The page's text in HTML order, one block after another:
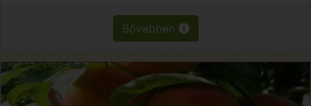
Bővebben